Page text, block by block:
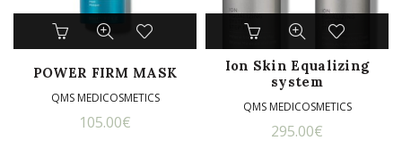
POWER FIRM MASK
QMS MEDICOSMETICS
105.00€
Ion Skin Equalizing
system
QMS MEDICOSMETICS
295.00€